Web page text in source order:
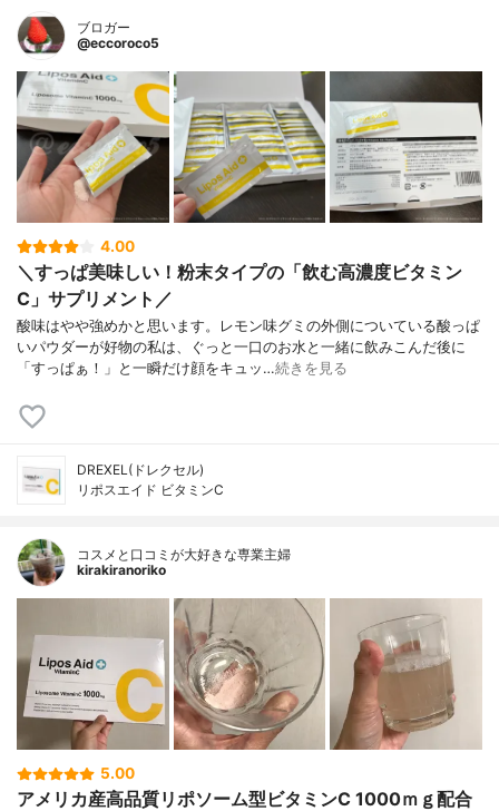
ブロガー
@eccoroco5
4.00
＼すっぱ美味しい！粉末タイプの「飲む高濃度ビタミン
C」サプリメント／
酸味はやや強めかと思います。レモン味グミの外側についている酸っぱ
いパウダーが好物の私は、ぐっと一口のお水と一緒に飲みこんだ後に
「すっぱぁ！」と一瞬だけ顔をキュッ…続きを見る
DREXEL(ドレクセル)
リポスエイド ビタミンC
コスメと口コミが大好きな専業主婦
kirakiranoriko
5.00
アメリカ産高品質リポソーム型ビタミンC 1000ｍｇ配合